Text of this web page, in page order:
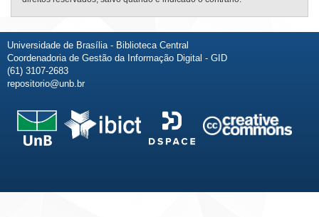
Universidade de Brasília - Biblioteca Central
Coordenadoria de Gestão da Informação Digital - GID
(61) 3107-2683
repositorio@unb.br